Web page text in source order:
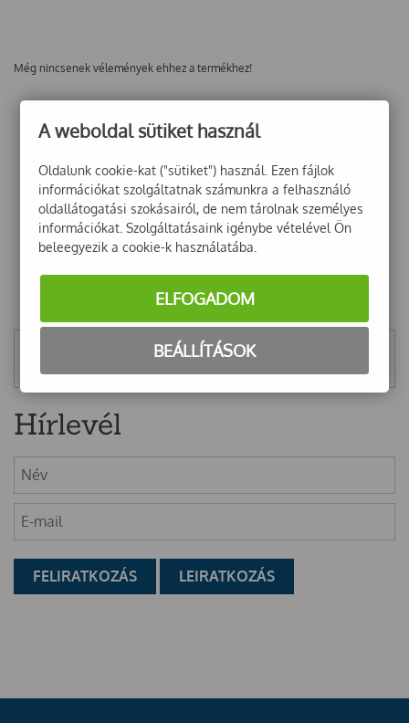
Még nincsenek vélemények ehhez a termékhez!
Mentett szűrők
Hírlevél
A weboldal sütiket használ
Oldalunk cookie-kat ("sütiket") használ. Ezen fájlok
információkat szolgáltatnak számunkra a felhasználó
oldallátogatási szokásairól, de nem tárolnak személyes
információkat. Szolgáltatásaink igénybe vételével Ön
beleegyezik a cookie-k használatába.
ELFOGADOM
BEÁLLÍTÁSOK